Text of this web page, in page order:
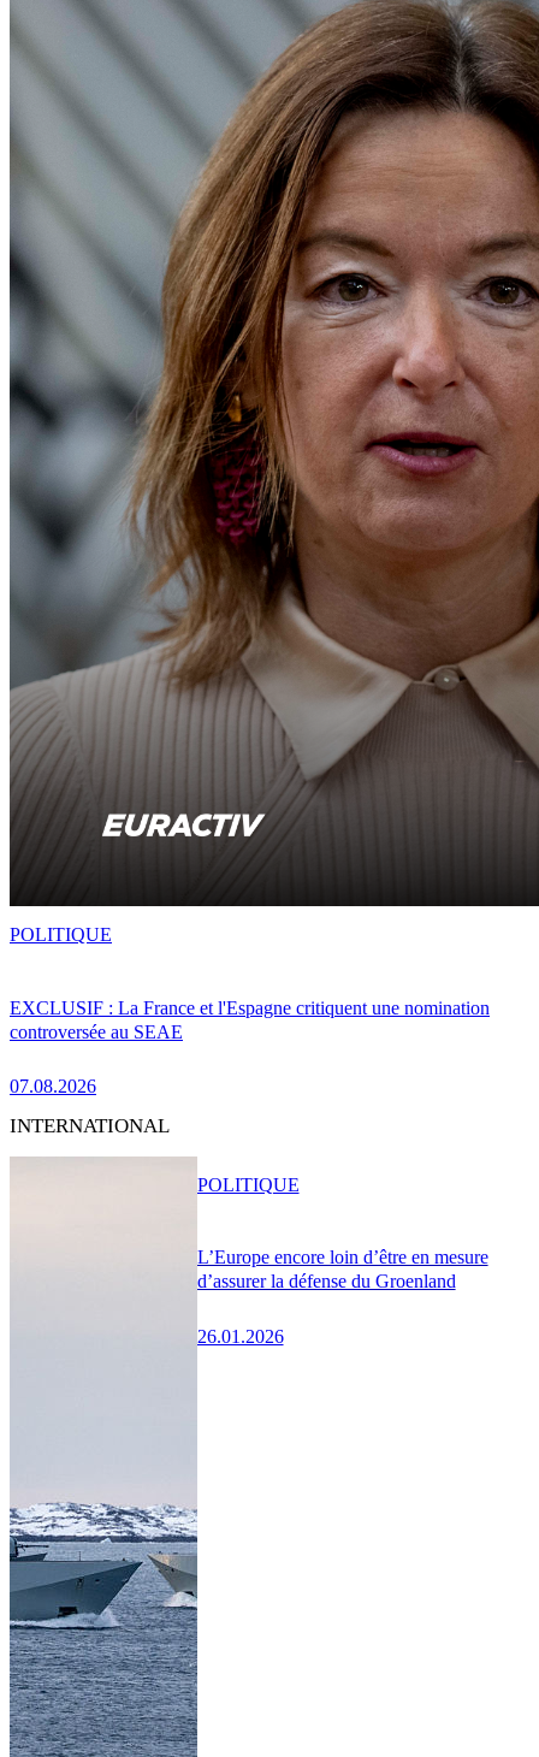
EXCLUSIF : La France et l'Espagne critiquent une nomination
controversée au SEAE
07.08.2026
POLITIQUE
INTERNATIONAL
L’Europe encore loin d’être en mesure
d’assurer la défense du Groenland
26.01.2026
POLITIQUE